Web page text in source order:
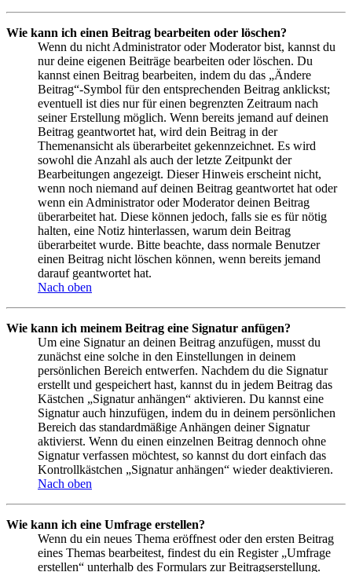
Wie kann ich einen Beitrag bearbeiten oder löschen?
Wenn du nicht Administrator oder Moderator bist, kannst du
nur deine eigenen Beiträge bearbeiten oder löschen. Du
kannst einen Beitrag bearbeiten, indem du das „Ändere
Beitrag“-Symbol für den entsprechenden Beitrag anklickst;
eventuell ist dies nur für einen begrenzten Zeitraum nach
seiner Erstellung möglich. Wenn bereits jemand auf deinen
Beitrag geantwortet hat, wird dein Beitrag in der
Themenansicht als überarbeitet gekennzeichnet. Es wird
sowohl die Anzahl als auch der letzte Zeitpunkt der
Bearbeitungen angezeigt. Dieser Hinweis erscheint nicht,
wenn noch niemand auf deinen Beitrag geantwortet hat oder
wenn ein Administrator oder Moderator deinen Beitrag
überarbeitet hat. Diese können jedoch, falls sie es für nötig
halten, eine Notiz hinterlassen, warum dein Beitrag
überarbeitet wurde. Bitte beachte, dass normale Benutzer
einen Beitrag nicht löschen können, wenn bereits jemand
darauf geantwortet hat.
Nach oben
Wie kann ich meinem Beitrag eine Signatur anfügen?
Um eine Signatur an deinen Beitrag anzufügen, musst du
zunächst eine solche in den Einstellungen in deinem
persönlichen Bereich entwerfen. Nachdem du die Signatur
erstellt und gespeichert hast, kannst du in jedem Beitrag das
Kästchen „Signatur anhängen“ aktivieren. Du kannst eine
Signatur auch hinzufügen, indem du in deinem persönlichen
Bereich das standardmäßige Anhängen deiner Signatur
aktivierst. Wenn du einen einzelnen Beitrag dennoch ohne
Signatur verfassen möchtest, so kannst du dort einfach das
Kontrollkästchen „Signatur anhängen“ wieder deaktivieren.
Nach oben
Wie kann ich eine Umfrage erstellen?
Wenn du ein neues Thema eröffnest oder den ersten Beitrag
eines Themas bearbeitest, findest du ein Register „Umfrage
erstellen“ unterhalb des Formulars zur Beitragserstellung.